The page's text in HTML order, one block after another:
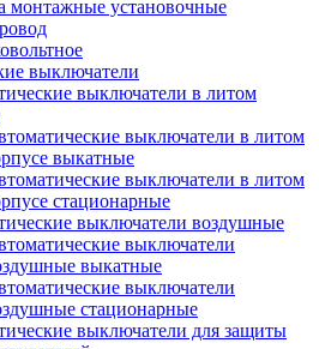
монтажные установочные
выключатели
выключатели в литом
выключатели в литом
выкатные
выключатели в литом
стационарные
выключатели воздушные
выключатели
выкатные
выключатели
стационарные
выключатели для защиты